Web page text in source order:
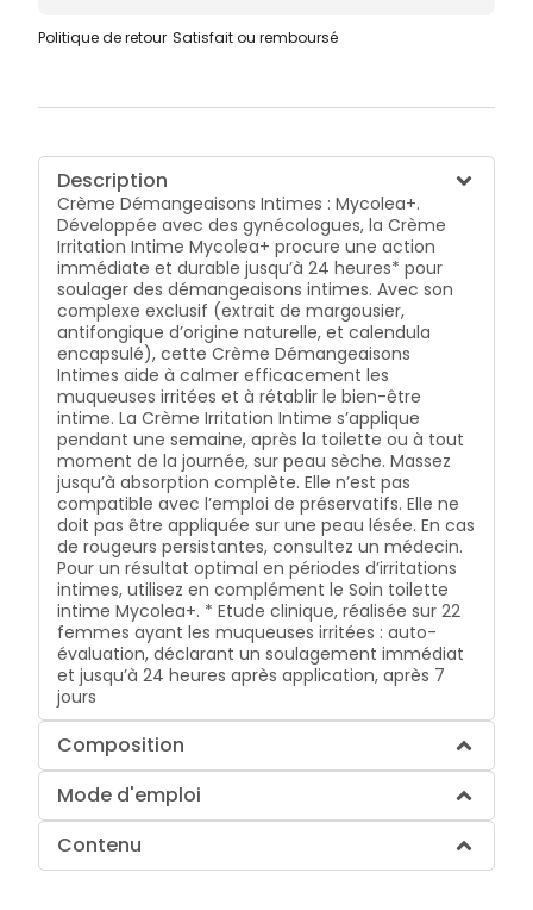
Politique de retour Satisfait ou remboursé
Description
Crème Démangeaisons Intimes : Mycolea+.
Développée avec des gynécologues, la Crème
Irritation Intime Mycolea+ procure une action
immédiate et durable jusqu’à 24 heures* pour
soulager des démangeaisons intimes. Avec son
complexe exclusif (extrait de margousier,
antifongique d’origine naturelle, et calendula
encapsulé), cette Crème Démangeaisons
Intimes aide à calmer efficacement les
muqueuses irritées et à rétablir le bien-être
intime. La Crème Irritation Intime s’applique
pendant une semaine, après la toilette ou à tout
moment de la journée, sur peau sèche. Massez
jusqu’à absorption complète. Elle n’est pas
compatible avec l’emploi de préservatifs. Elle ne
doit pas être appliquée sur une peau lésée. En cas
de rougeurs persistantes, consultez un médecin.
Pour un résultat optimal en périodes d’irritations
intimes, utilisez en complément le Soin toilette
intime Mycolea+. * Etude clinique, réalisée sur 22
femmes ayant les muqueuses irritées : auto-
évaluation, déclarant un soulagement immédiat
et jusqu’à 24 heures après application, après 7
jours
Composition
Mode d'emploi
Contenu